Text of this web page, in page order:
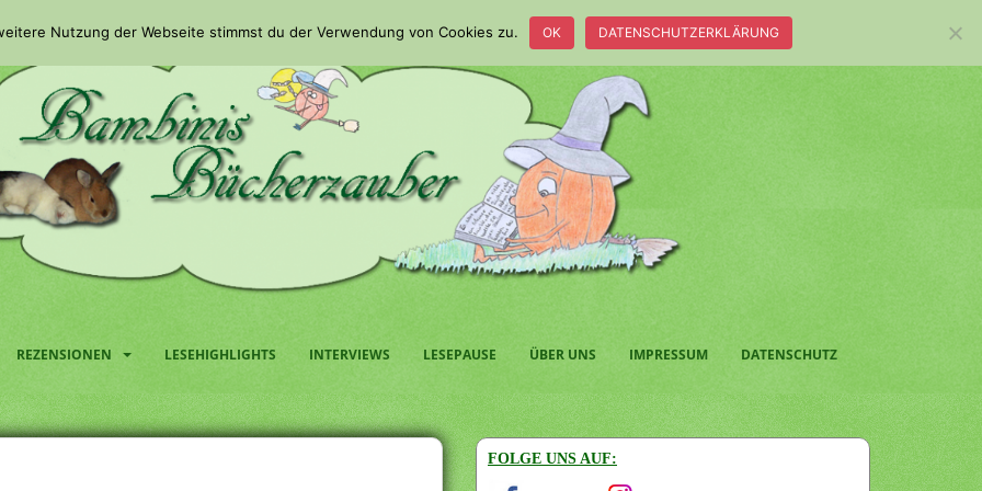
REZENSIONEN LESEHIGHLIGHTS INTERVIEWS LESEPAUSE ÜBER UNS IMPRESSUM DATENSCHUTZ
FOLGE UNS AUF:
Nutzung der Webseite stimmst du der Verwendung von Cookies zu. OK DATENSCHUTZERKLÄRUNG